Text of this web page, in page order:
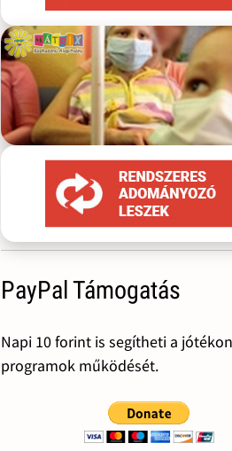
PayPal Támogatás
Napi 10 forint is segítheti a
programok működését.